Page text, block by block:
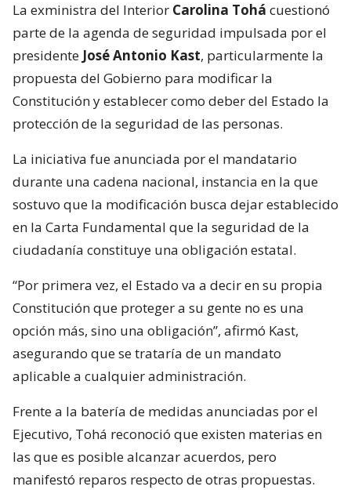
La exministra del Interior Carolina Tohá cuestionó
parte de la agenda de seguridad impulsada por el
presidente José Antonio Kast, particularmente la
propuesta del Gobierno para modificar la
Constitución y establecer como deber del Estado la
protección de la seguridad de las personas.
La iniciativa fue anunciada por el mandatario
durante una cadena nacional, instancia en la que
sostuvo que la modificación busca dejar establecido
en la Carta Fundamental que la seguridad de la
ciudadanía constituye una obligación estatal.
“Por primera vez, el Estado va a decir en su propia
Constitución que proteger a su gente no es una
opción más, sino una obligación”, afirmó Kast,
asegurando que se trataría de un mandato
aplicable a cualquier administración.
Frente a la batería de medidas anunciadas por el
Ejecutivo, Tohá reconoció que existen materias en
las que es posible alcanzar acuerdos, pero
manifestó reparos respecto de otras propuestas.